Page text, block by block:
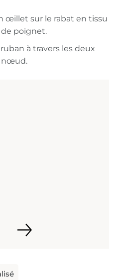
œillet sur le rabat en tissu
poignet.
à travers les deux
nœud.